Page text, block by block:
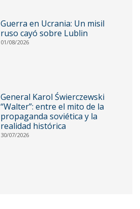
Guerra en Ucrania: Un misil
ruso cayó sobre Lublin
01/08/2026
General Karol Świerczewski
“Walter”: entre el mito de la
propaganda soviética y la
realidad histórica
30/07/2026